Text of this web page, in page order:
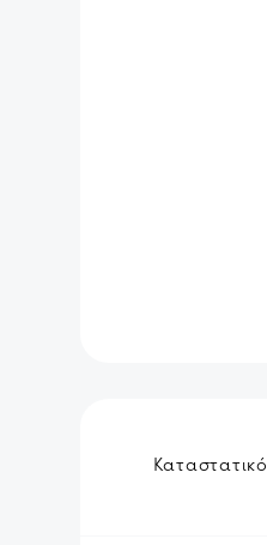
Καταστατικό